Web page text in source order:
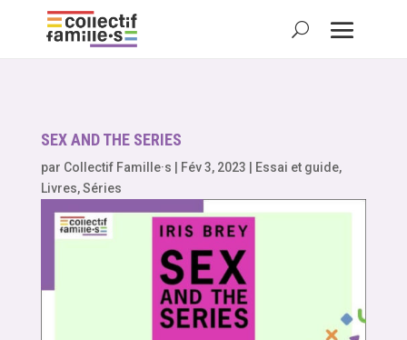
SEX AND THE SERIES
par Collectif Famille·s Fév 3, 2023 Essai et guide,
Livres,Séries